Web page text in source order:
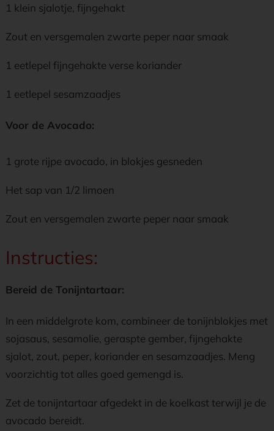
1 klein sjalotje, fijngehakt
Zout en versgemalen zwarte peper naar smaak
1 eetlepel fijngehakte verse koriander
1 eetlepel sesamzaadjes
Voor de Avocado:
1 grote rijpe avocado, in blokjes gesneden
Het sap van 1/2 limoen
Zout en versgemalen zwarte peper naar smaak
Instructies:
Bereid de Tonijntartaar:
In een middelgrote kom, combineer de tonijnblokjes met
sojasaus, sesamolie, geraspte gember, fijngehakte
sjalot, zout, peper, koriander en sesamzaadjes. Meng
voorzichtig tot alles goed gemengd is.
Zet de tonijntartaar afgedekt in de koelkast terwijl je de
avocado bereidt.